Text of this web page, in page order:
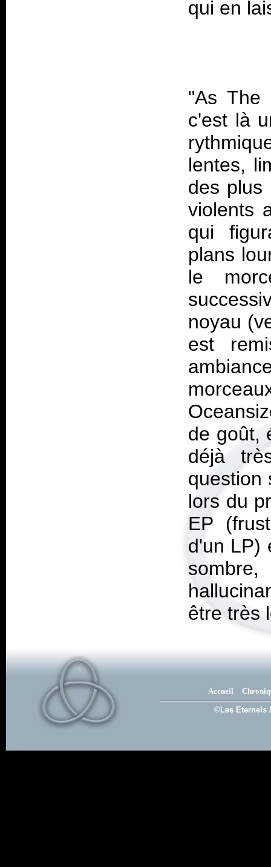
"As The
c'est là
lentes,
des plus
violents
qui
plans
le
noyau
est
de goût,
déjà
question
lors du
EP
d'un LP)
être très
Accueil
©Les Eternels